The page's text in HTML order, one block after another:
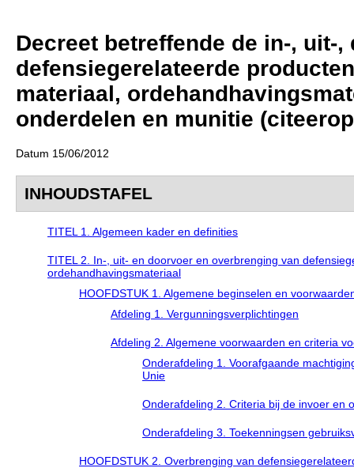
Decreet betreffende de in-, uit-
defensiegerelateerde
materiaal,
onderdelen en munitie
Datum 15/06/2012
INHOUDSTAFEL
TITEL 1. Algemeen kader en definities
TITEL 2. In-, uit- en doorvoer en overbrenging van
ordehandhavingsmateriaal
HOOFDSTUK 1. Algemene beginselen en
Afdeling 1. Vergunningsverplichtingen
Afdeling 2. Algemene voorwaarden en criteria
Onderafdeling 1. Voorafgaande
Unie
Onderafdeling 2. Criteria bij de invoer en
Onderafdeling 3. Toekenningsen
HOOFDSTUK 2. Overbrenging van